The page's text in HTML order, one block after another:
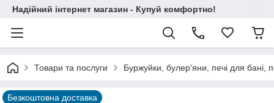
Надійний інтернет магазин - Купуй комфортно!
Товари та послуги Буржуйки, булер'яни, печі для бані,
Безкоштовна доставка